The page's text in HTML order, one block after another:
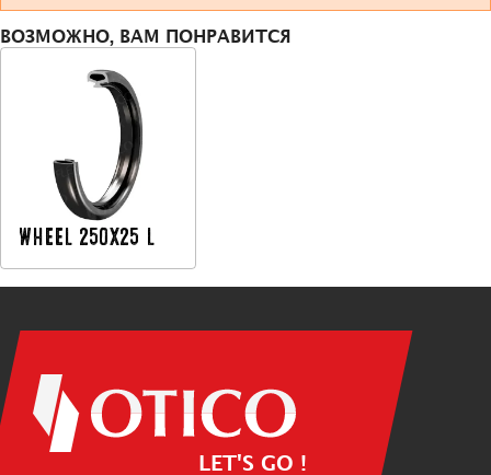
ВОЗМОЖНО, ВАМ ПОНРАВИТСЯ
WHEEL 250X25 L
LET'S GO !